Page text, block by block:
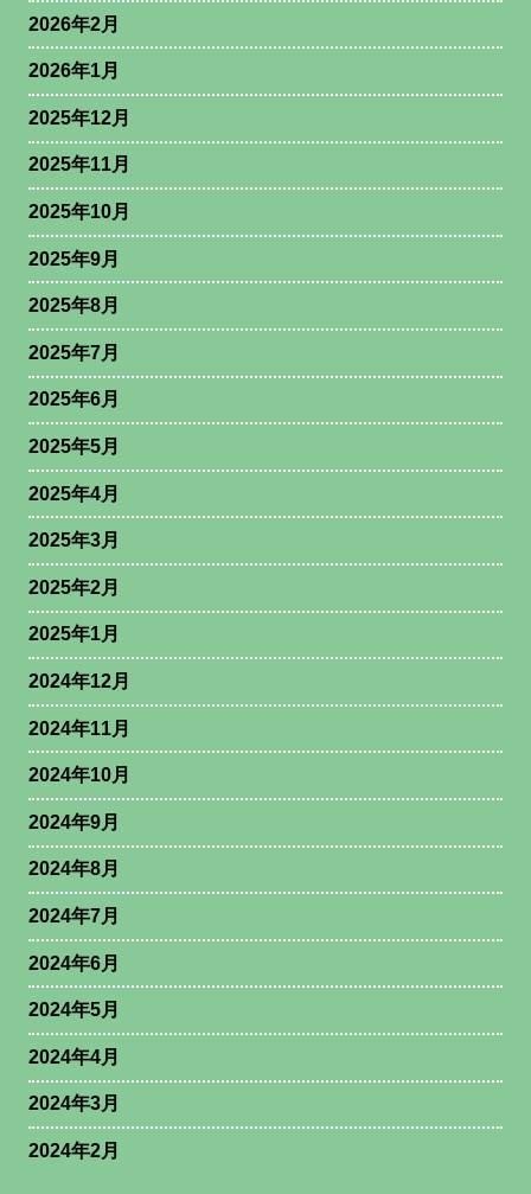
2026年2月
2026年1月
2025年12月
2025年11月
2025年10月
2025年9月
2025年8月
2025年7月
2025年6月
2025年5月
2025年4月
2025年3月
2025年2月
2025年1月
2024年12月
2024年11月
2024年10月
2024年9月
2024年8月
2024年7月
2024年6月
2024年5月
2024年4月
2024年3月
2024年2月